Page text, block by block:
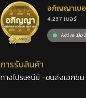
อภิญญาเบอ
เลขศาสตร์
4,237 เบอร์
Active เมื่อ
การรับสินค้า
ทางไปรษณีย์ -ขนส่งเอกชน